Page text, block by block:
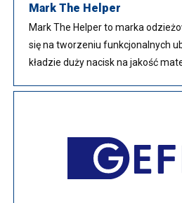
Mark The Helper
Mark The Helper to marka
się na tworzeniu funkcjonalnych
kładzie duży nacisk na jakość